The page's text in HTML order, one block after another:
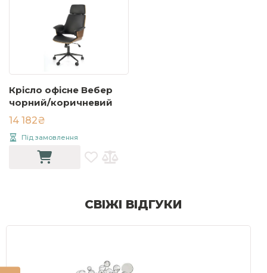
Крісло офісне Вебер
чорний/коричневий
14 182₴
Під замовлення
СВІЖІ ВІДГУКИ